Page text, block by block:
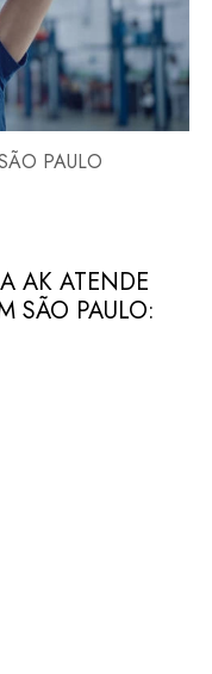
PAULO
AK ATENDE
SÃO PAULO: